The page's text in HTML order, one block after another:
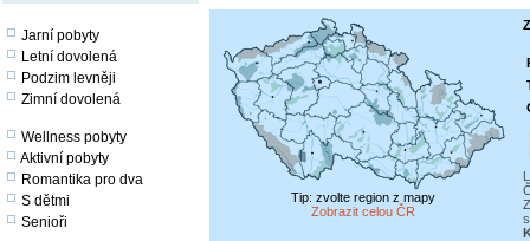
Jarní pobyty
Letní dovolená
Podzim levněji
Zimní dovolená
Wellness pobyty
Aktivní pobyty
Romantika pro dva
S dětmi
Senioři
Tip: zvolte region z mapy
Zobrazit celou ČR